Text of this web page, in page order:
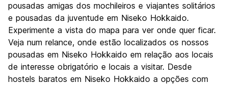
pousadas amigas dos mochileiros e viajantes solitários
e pousadas da juventude em Niseko Hokkaido.
Experimente a vista do mapa para ver onde quer ficar.
Veja num relance, onde estão localizados os nossos
pousadas em Niseko Hokkaido em relação aos locais
de interesse obrigatório e locais a visitar. Desde
hostels baratos em Niseko Hokkaido a opções com